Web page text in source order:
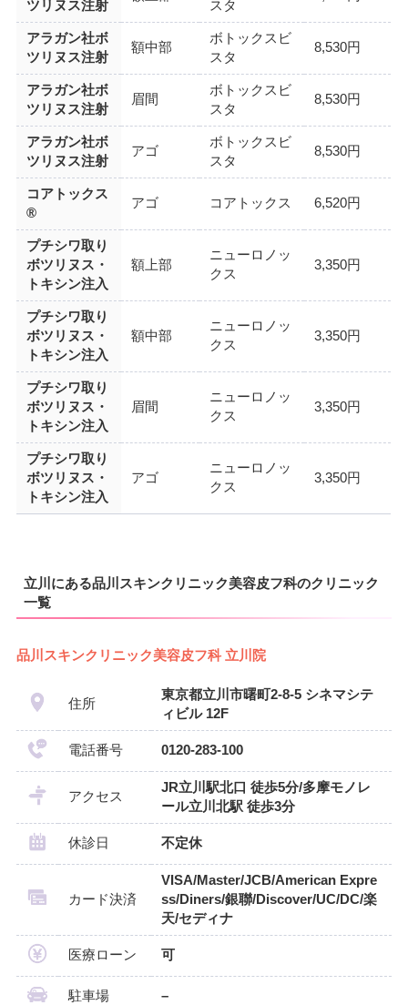
ツリヌス注射 スタ
アラガン社ボ
ツリヌス注射
額中部
ボトックスビ
スタ
8,530円
アラガン社ボ
ツリヌス注射
眉間
ボトックスビ
スタ
8,530円
アラガン社ボ
ツリヌス注射
アゴ
ボトックスビ
スタ
8,530円
コアトックス
®
アゴ コアトックス 6,520円
プチシワ取り
ボツリヌス・
トキシン注入
額上部
ニューロノッ
クス
3,350円
プチシワ取り
ボツリヌス・
トキシン注入
額中部
ニューロノッ
クス
3,350円
プチシワ取り
ボツリヌス・
トキシン注入
眉間
ニューロノッ
クス
3,350円
プチシワ取り
ボツリヌス・
トキシン注入
アゴ
ニューロノッ
クス
3,350円
立川にある品川スキンクリニック美容皮フ科のクリニック
一覧
品川スキンクリニック美容皮フ科 立川院
住所
東京都立川市曙町2-8-5 シネマシテ
ィビル 12F
電話番号 0120-283-100
アクセス
JR立川駅北口 徒歩5分/多摩モノレ
ール立川北駅 徒歩3分
休診日 不定休
カード決済
VISA/Master/JCB/American Expre
ss/Diners/銀聯/Discover/UC/DC/楽
天/セディナ
医療ローン 可
駐車場 –